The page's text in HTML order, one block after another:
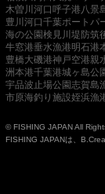
木曽川河口呼子港 八景
豊川河口千葉ポートパ
海の公園検見川堤防筑
牛窓港垂水漁港明石港
豊橋大磯港神戸空港親
洲本港千葉港城ヶ島公
宇品波止場公園志賀島
市原海釣り施設姪浜漁
© FISHING JAPAN All
FISHING JAPANは、